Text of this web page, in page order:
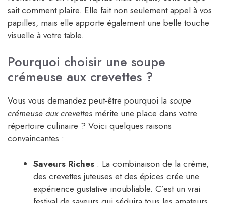
sait comment plaire. Elle fait non seulement appel à vos
papilles, mais elle apporte également une belle touche
visuelle à votre table.
Pourquoi choisir une soupe
crémeuse aux crevettes ?
Vous vous demandez peut-être pourquoi la soupe
crémeuse aux crevettes mérite une place dans votre
répertoire culinaire ? Voici quelques raisons
convaincantes :
Saveurs Riches : La combinaison de la crème,
des crevettes juteuses et des épices crée une
expérience gustative inoubliable. C’est un vrai